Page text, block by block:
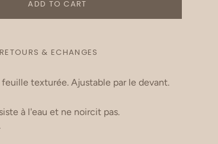
ADD TO CART
RETOURS & ECHANGES
texturée. Ajustable par le devant.
à l'eau et ne noircit pas.